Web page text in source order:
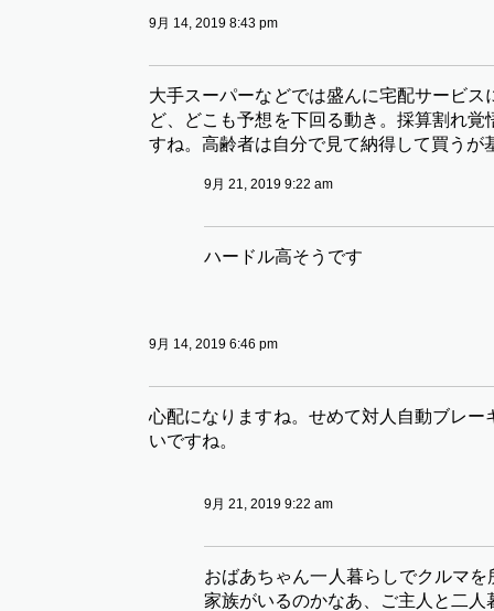
9月 14, 2019 8:43 pm
大手スーパーなどでは盛んに宅配サービス
ど、どこも予想を下回る動き。採算割れ覚
すね。高齢者は自分で見て納得して買うが
9月 21, 2019 9:22 am
ハードル高そうです
9月 14, 2019 6:46 pm
心配になりますね。せめて対人自動ブレー
いですね。
9月 21, 2019 9:22 am
おばあちゃん一人暮らしでクルマ
家族がいるのかなあ、ご主人と二人